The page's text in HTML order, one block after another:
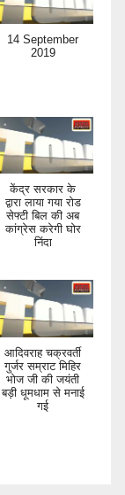
14 September
2019
केंद्र सरकार के
द्वारा लाया गया रोड
सेफ्टी बिल की अब
कांग्रेस करेगी घोर
निंदा
आदिवराह चक्रवर्ती
गुर्जर सम्राट मिहिर
भोज जी की जयंती
बड़ी धूमधाम से मनाई
गई